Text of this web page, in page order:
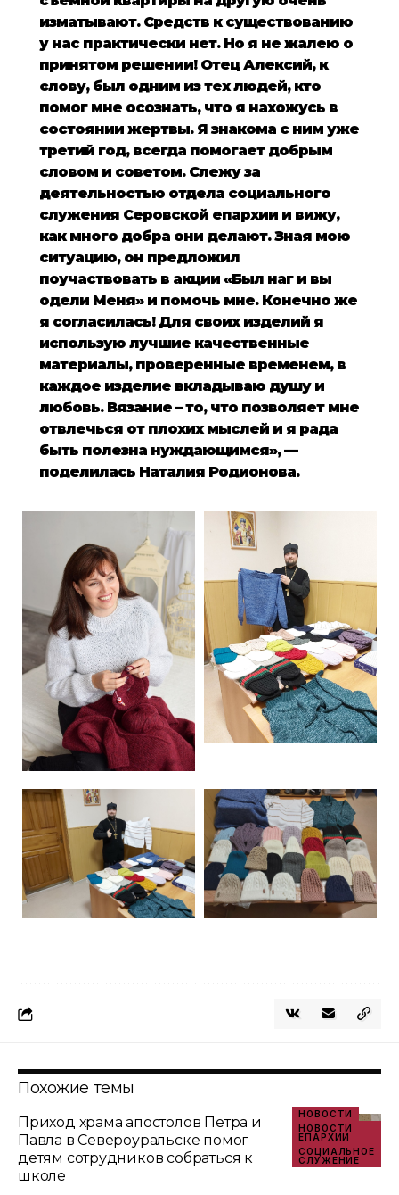
изматывают. Средств к существованию
у нас практически нет. Но я не жалею о
принятом решении! Отец Алексий, к
слову, был одним из тех людей, кто
помог мне осознать, что я нахожусь в
состоянии жертвы. Я знакома с ним уже
третий год, всегда помогает добрым
словом и советом. Слежу за
деятельностью отдела социального
служения Серовской епархии и вижу,
как много добра они делают. Зная мою
ситуацию, он предложил
поучаствовать в акции «Был наг и вы
одели Меня» и помочь мне. Конечно же
я согласилась! Для своих изделий я
использую лучшие качественные
материалы, проверенные временем, в
каждое изделие вкладываю душу и
любовь. Вязание – то, что позволяет мне
отвлечься от плохих мыслей и я рада
быть полезна нуждающимся», —
поделилась Наталия Родионова.
Похожие темы
НОВОСТИ
НОВОСТИ
ЕПАРХИИ
СОЦИАЛЬНОЕ
СЛУЖЕНИЕ
Приход храма апостолов Петра и
Павла в Североуральске помог
детям сотрудников собраться к
школе